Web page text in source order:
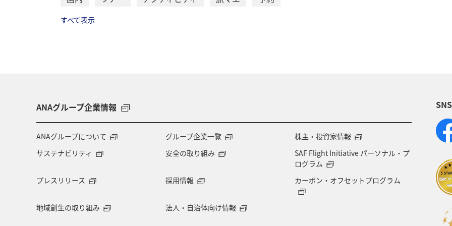
すべて表示
ANAグループ企業情報
ANAグループについて グループ企業一覧
株主・投資家情報
サステナビリティ
安全の取り組み
SAF Flight Initiative パーソナル・プ
ログラム
プレスリリース
採用情報 カーボン・オフセットプログラム
地域創生の取り組み 法人・自治体向け情報